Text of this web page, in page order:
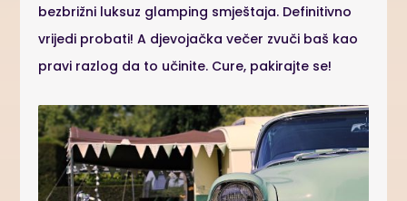
bezbrižni luksuz glamping smještaja. Definitivno
vrijedi probati! A djevojačka večer zvuči baš kao
pravi razlog da to učinite. Cure, pakirajte se!